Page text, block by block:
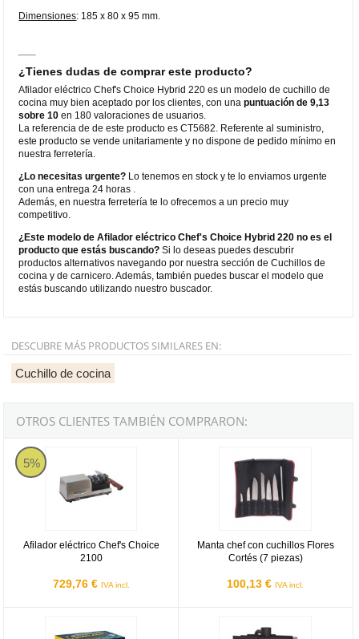
Dimensiones: 185 x 80 x 95 mm.
¿Tienes dudas de comprar este producto?
Afilador eléctrico Chef's Choice Hybrid 220 es un modelo de cuchillo de
cocina muy bien aceptado por los clientes, con unapuntuación de 9,13
sobre 10 en 180 valoraciones de usuarios.
La referencia de de este producto es CT5682. Referente al suministro,
este producto se vende unitariamente y no dispone de pedido mínimo en
nuestra ferretería.
¿Lo necesitas urgente? Lo tenemos en stock y te lo enviamos urgente
con una entrega 24 horas .
Además, en nuestra ferretería te lo ofrecemos a un precio muy
competitivo.
¿Este modelo de Afilador eléctrico Chef's Choice Hybrid 220 no es el
producto que estás buscando? Si lo deseas puedes descubrir
productos alternativos navegando por nuestra sección de Cuchillos de
cocina y de carnicero. Además, también puedes buscar el modelo que
estás buscando utilizando nuestro buscador.
DESCUBRE MÁS PRODUCTOS SIMILARES EN:
Cuchillo de cocina
OTROS CLIENTES TAMBIÉN COMPRARON:
5%
Afilador eléctrico Chef's Choice
2100
729,76 € IVA incl.
Afilador eléctrico Chef's Choice 2100
Manta chef con cuchillos Flores
Cortés (7 piezas)
100,13 € IVA incl.